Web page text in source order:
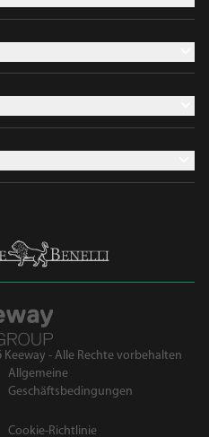
- Alle Rechte vorbehalten
Allgemeine
Geschäftsbedingungen
Cookie-Richtlinie